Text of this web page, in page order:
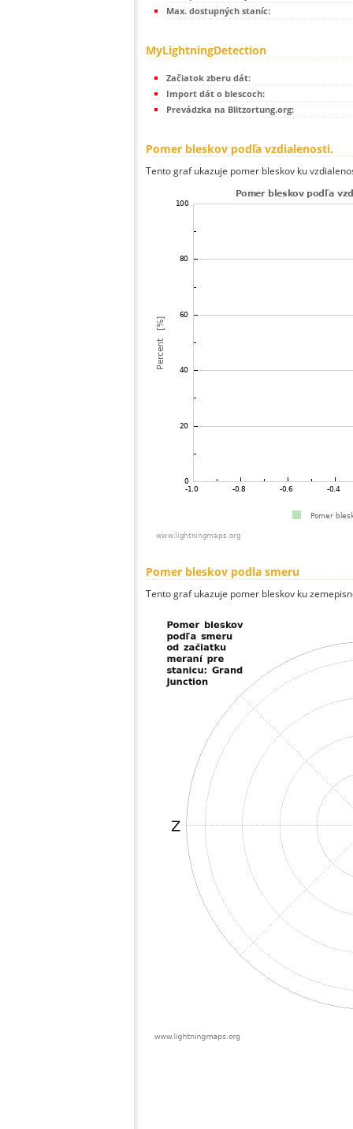
Max. dostupných staníc:
MyLightningDetection
Začiatok zberu dát:
Import dát o blescoch:
Prevádzka na Blitzortung.org:
Pomer bleskov podľa vzdialenosti.
Tento graf ukazuje pomer bleskov ku
Pomer bleskov podla smeru
Tento graf ukazuje pomer bleskov ku